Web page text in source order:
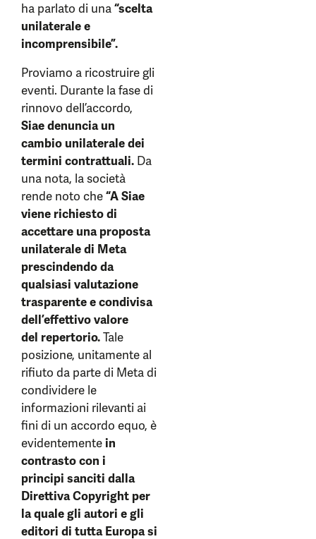
ha parlato di una“scelta
unilaterale e
incomprensibile”.
Proviamo a ricostruire gli
eventi. Durante la fase di
rinnovo dell’accordo,
Siae denuncia un
cambio unilaterale dei
termini contrattuali. Da
una nota, la società
rende noto che“A Siae
viene richiesto di
accettare una proposta
unilaterale di Meta
prescindendo da
qualsiasi valutazione
trasparente e condivisa
dell’effettivo valore
del repertorio.Tale
posizione, unitamente al
rifiuto da parte di Meta di
condividere le
informazioni rilevanti ai
fini di un accordo equo, è
evidentementein
contrasto con i
principi sanciti dalla
Direttiva Copyright per
la quale gli autori e gli
editori di tutta Europa si